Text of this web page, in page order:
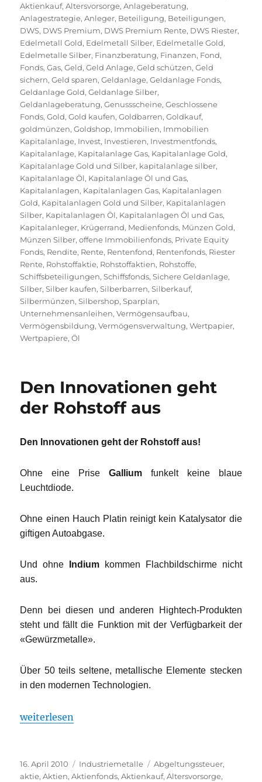
am
Aktienkauf,Altersvorsorge,Anlageberatung,
Anlagestrategie,Anleger, Beteiligung, Beteiligungen,
DWS, DWS Premium, DWS Premium Rente, DWS Riester,
Edelmetall Gold, Edelmetall Silber, Edelmetalle Gold,
Edelmetalle Silber, Finanzberatung, Finanzen, Fond,
Fonds,Gas,Geld,Geld Anlage,Geld schützen,Geld
sichern,Geld sparen,Geldanlage,Geldanlage Fonds,
Geldanlage Gold,Geldanlage Silber,
Geldanlageberatung,Genussscheine,Geschlossene
Fonds,Gold,Gold kaufen,Goldbarren,Goldkauf,
goldmünzen,Goldshop, Immobilien, Immobilien
Kapitalanlage, Invest, Investieren, Investmentfonds,
Kapitalanlage, Kapitalanlage Gas, Kapitalanlage Gold,
Kapitalanlage Gold und Silber, kapitalanlage silber,
Kapitalanlage Öl, Kapitalanlage Öl und Gas,
Kapitalanlagen, Kapitalanlagen Gas, Kapitalanlagen
Gold, Kapitalanlagen Gold und Silber, Kapitalanlagen
Silber, Kapitalanlagen Öl, Kapitalanlagen Öl und Gas,
Kapitalanleger, Krügerrand, Medienfonds, Münzen Gold,
Münzen Silber,offene Immobilienfonds, Private Equity
Fonds, Rendite, Rente, Rentenfond, Rentenfonds, Riester
Rente, Rohstoffaktie, Rohstoffaktien, Rohstoffe,
Schiffsbeteiligungen,Schiffsfonds,Sichere Geldanlage,
Silber,Silber kaufen,Silberbarren,Silberkauf,
Silbermünzen,Silbershop,Sparplan,
Unternehmensanleihen,Vermögensaufbau,
Vermögensbildung,Vermögensverwaltung,Wertpapier,
Wertpapiere,Öl
Den Innovationen geht
der Rohstoff aus
Den Innovationen geht der Rohstoff aus!
Ohne eine Prise Gallium funkelt keine blaue
Leuchtdiode.
Ohne einen Hauch Platin reinigt kein Katalysator die
giftigen Autoabgase.
Und ohne Indium
kommen Flachbildschirme nicht
aus.
Denn bei diesen und anderen Hightech-Produkten
steht und fällt die Funktion mit der Verfügbarkeit der
«Gewürzmetalle».
Über 50 teils seltene, metallische Elemente stecken
in den modernen Technologien.
„Den Innovationen geht der Rohstoff aus“
weiterlesen
Veröffentlicht
am
16. April 2010 Kategorien
Industriemetalle Schlagwörter
Abgeltungssteuer,
aktie,Aktien,Aktienfonds,Aktienkauf,Altersvorsorge,